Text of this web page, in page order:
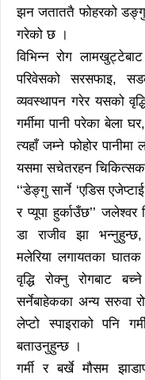
झन जताततै फोहरको
गरेको छ ।
विभिन्न रोग
परिवेसको सरसफाइ,
व्यवस्थापन गरेर यसको
गर्मीमा पानी परेका
त्यहाँ जम्ने फोहोर
यसमा सचेतरहन
‘‘डेङ्गु सार्ने ‘एडिस
र प्यूपा हुर्काउँछ’’
डा राजीव झा भन्नुहुन्छ,
मलेरिया लगायतका
वृद्धि रोक्नु रोगबाट
सर्नेबाहेकका अन्य सरुवा
लेप्टो स्पाइराको पनि
बताउनुहुन्छ ।
गर्मी र बर्खे मौसम